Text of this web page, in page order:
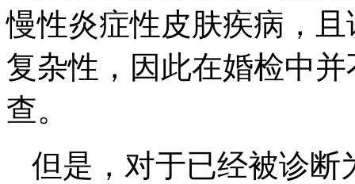
慢性炎症性皮肤疾病，
复杂性，因此在婚检中
查。
但是，对于已经被诊断